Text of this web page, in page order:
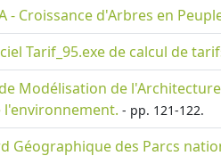
- Croissance d'Arbres en
Tarif_95.exe de calcul de
Modélisation de
l'environnement. - pp. 121-122.
Géographique des Parcs